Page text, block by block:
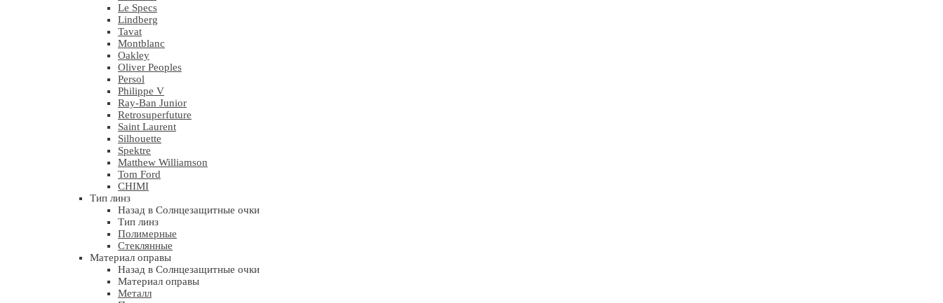
Le Specs
Lindberg
Tavat
Montblanc
Oakley
Oliver Peoples
Persol
Philippe V
Ray-Ban Junior
Retrosuperfuture
Saint Laurent
Silhouette
Spektre
Matthew Williamson
Tom Ford
CHIMI
Тип линз
Назад в Солнцезащитные очки
Тип линз
Полимерные
Стеклянные
Материал оправы
Назад в Солнцезащитные очки
Материал оправы
Металл